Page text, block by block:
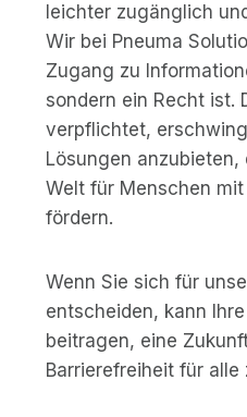
leichter zugänglich
Wir bei Pneuma
Zugang zu
sondern ein Recht ist.
verpflichtet,
Lösungen
Welt für Menschen
fördern.
Wenn Sie sich für
entscheiden, kann
beitragen, eine
Barrierefreiheit für